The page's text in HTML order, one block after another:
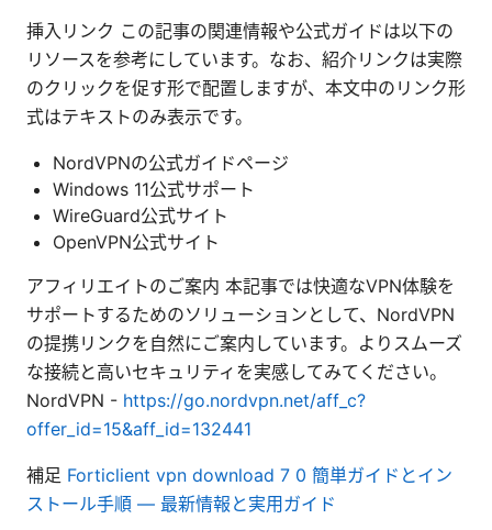
挿入リンク この記事の関連情報や公式ガイドは以下の
リソースを参考にしています。なお、紹介リンクは実際
のクリックを促す形で配置しますが、本文中のリンク形
式はテキストのみ表示です。
NordVPNの公式ガイドページ
Windows 11公式サポート
WireGuard公式サイト
OpenVPN公式サイト
アフィリエイトのご案内 本記事では快適なVPN体験を
サポートするためのソリューションとして、NordVPN
の提携リンクを自然にご案内しています。よりスムーズ
な接続と高いセキュリティを実感してみてください。
NordVPN - https://go.nordvpn.net/aff_c?
offer_id=15&aff_id=132441
補足 Forticlient vpn download 7 0 簡単ガイドとイン
ストール手順 — 最新情報と実用ガイド